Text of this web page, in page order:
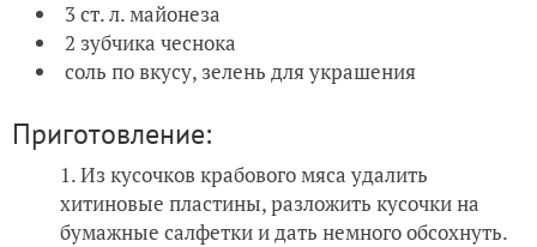
3 ст. л. майонеза
2 зубчика чеснока
соль по вкусу, зелень для украшения
Приготовление:
Из кусочков крабового мяса удалить
хитиновые пластины, разложить кусочки на
бумажные салфетки и дать немного обсохнуть.